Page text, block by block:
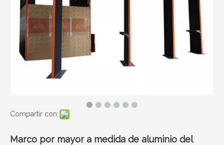
Compartir con:
Marco por mayor a medida de aluminio del